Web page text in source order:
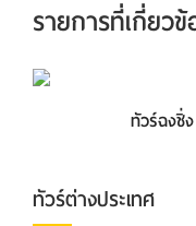
รายการที่เกี่ยว
ทัวร์ฉงชิ่
ทัวร์ฉงชิ่
ทัวร์ต่างประเทศ